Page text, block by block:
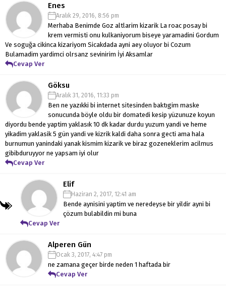
Enes
Aralık 29, 2016, 8:56 pm
Merhaba Benimde Goz altlarim kizarik La roac posay bi
krem vermisti onu kulkaniyorum biseye yaramadini Gordum
Ve soguğa cikinca kizariyom Sicakdada ayni aey oluyor bi Cozum
Bulamadim yardimci olrsanz sevinirim İyi Aksamlar
Cevap Ver
Göksu
Aralık 31, 2016, 11:33 pm
Ben ne yazıkki bi internet sitesinden baktıgim maske
sonucunda böyle oldu bir domatedi kesip yüzunuze koyun
diyordu bende yaptim yaklasık 10 dk kadar durdu yuzum yandi ve heme
yikadim yaklasik 5 gün yandi ve kizrik kaldi daha sonra gecti ama hala
burnumun yanindaki yanak kismim kizarik ve biraz gozeneklerim acilmus
gibibduruyyor ne yapsam iyi olur
Cevap Ver
Elif
Haziran 2, 2017, 12:41 am
Bende aynisini yaptim ve neredeyse bir yildir ayni bi
çözum bulabildin mi buna
Cevap Ver
Alperen Gün
Ocak 3, 2017, 4:47 pm
ne zamana geçer birde neden 1 haftada bir
Cevap Ver